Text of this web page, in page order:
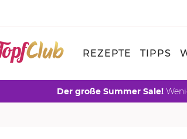
REZEPTE TIPPS
Der große Summer Sale!